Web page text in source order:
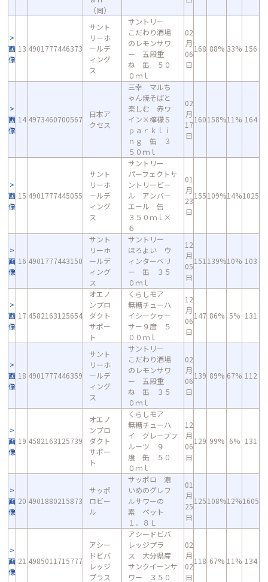
（同）
画
像
13 4901777446373
サント
リーホ
ールデ
ィング
ス
サントリー
こだわり酒場
のレモンサワ
ー 五段重
ね 缶 ５０
０ｍｌ
02
月
06
日
168 88% 33% 156
画
像
14 4973460700567
日本ア
クセス
三幸 マルち
ゃん焼そばと
楽しむ 赤ワ
イン×檸檬Ｓ
ｐａｒｋｌｉ
ｎｇ 缶 ３
５０ｍｌ
02
月
17
日
160158%11% 164
画
像
15 4901777445055
サント
リーホ
ールデ
ィング
ス
サントリー
パーフェクトサ
ントリービー
ル アンバー
エール 缶
３５０ｍｌ×
６
01
月
23
日
155109%14%1025
画
像
16 4901777443150
サント
リーホ
ールデ
ィング
ス
サントリー
ほろよい ウ
ィンターベリ
ー 缶 ３５
０ｍｌ
12
月
05
日
151 139%10% 103
画
像
17 4582163125654
オエノ
ンプロ
ダクト
サポー
ト
くらしモア
無糖チューハ
イシークヮー
サー９度 ５
００ｍｌ
12
月
06
日
147 86% 5% 131
画
像
18 4901777446359
サント
リーホ
ールデ
ィング
ス
サントリー
こだわり酒場
のレモンサワ
ー 五段重
ね 缶 ３５
０ｍｌ
02
月
06
日
139 89% 67% 112
画
像
19 4582163125739
オエノ
ンプロ
ダクト
サポー
ト
くらしモア
無糖チューハ
イ グレープフ
ルーツ ９
度 缶 ５０
０ｍｌ
12
月
06
日
129 99% 6% 131
画
像
20 4901880215873
サッポ
ロビー
ル
サッポロ 濃
いめのグレフ
ルサワーの
素 ペット
１．８Ｌ
01
月
25
日
125108%12%1605
画
像
21 4985011715777
アシー
ドビバ
レッジ
プラス
アシードビバ
レッジプラ
ス 大分県産
サンクイーンサ
ワー ３５０
02
月
02
日
118 67% 11% 134